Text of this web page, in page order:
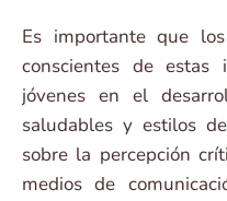
Es importante que
conscientes de
jóvenes en el
saludables y estilos
sobre la percepción
medios de